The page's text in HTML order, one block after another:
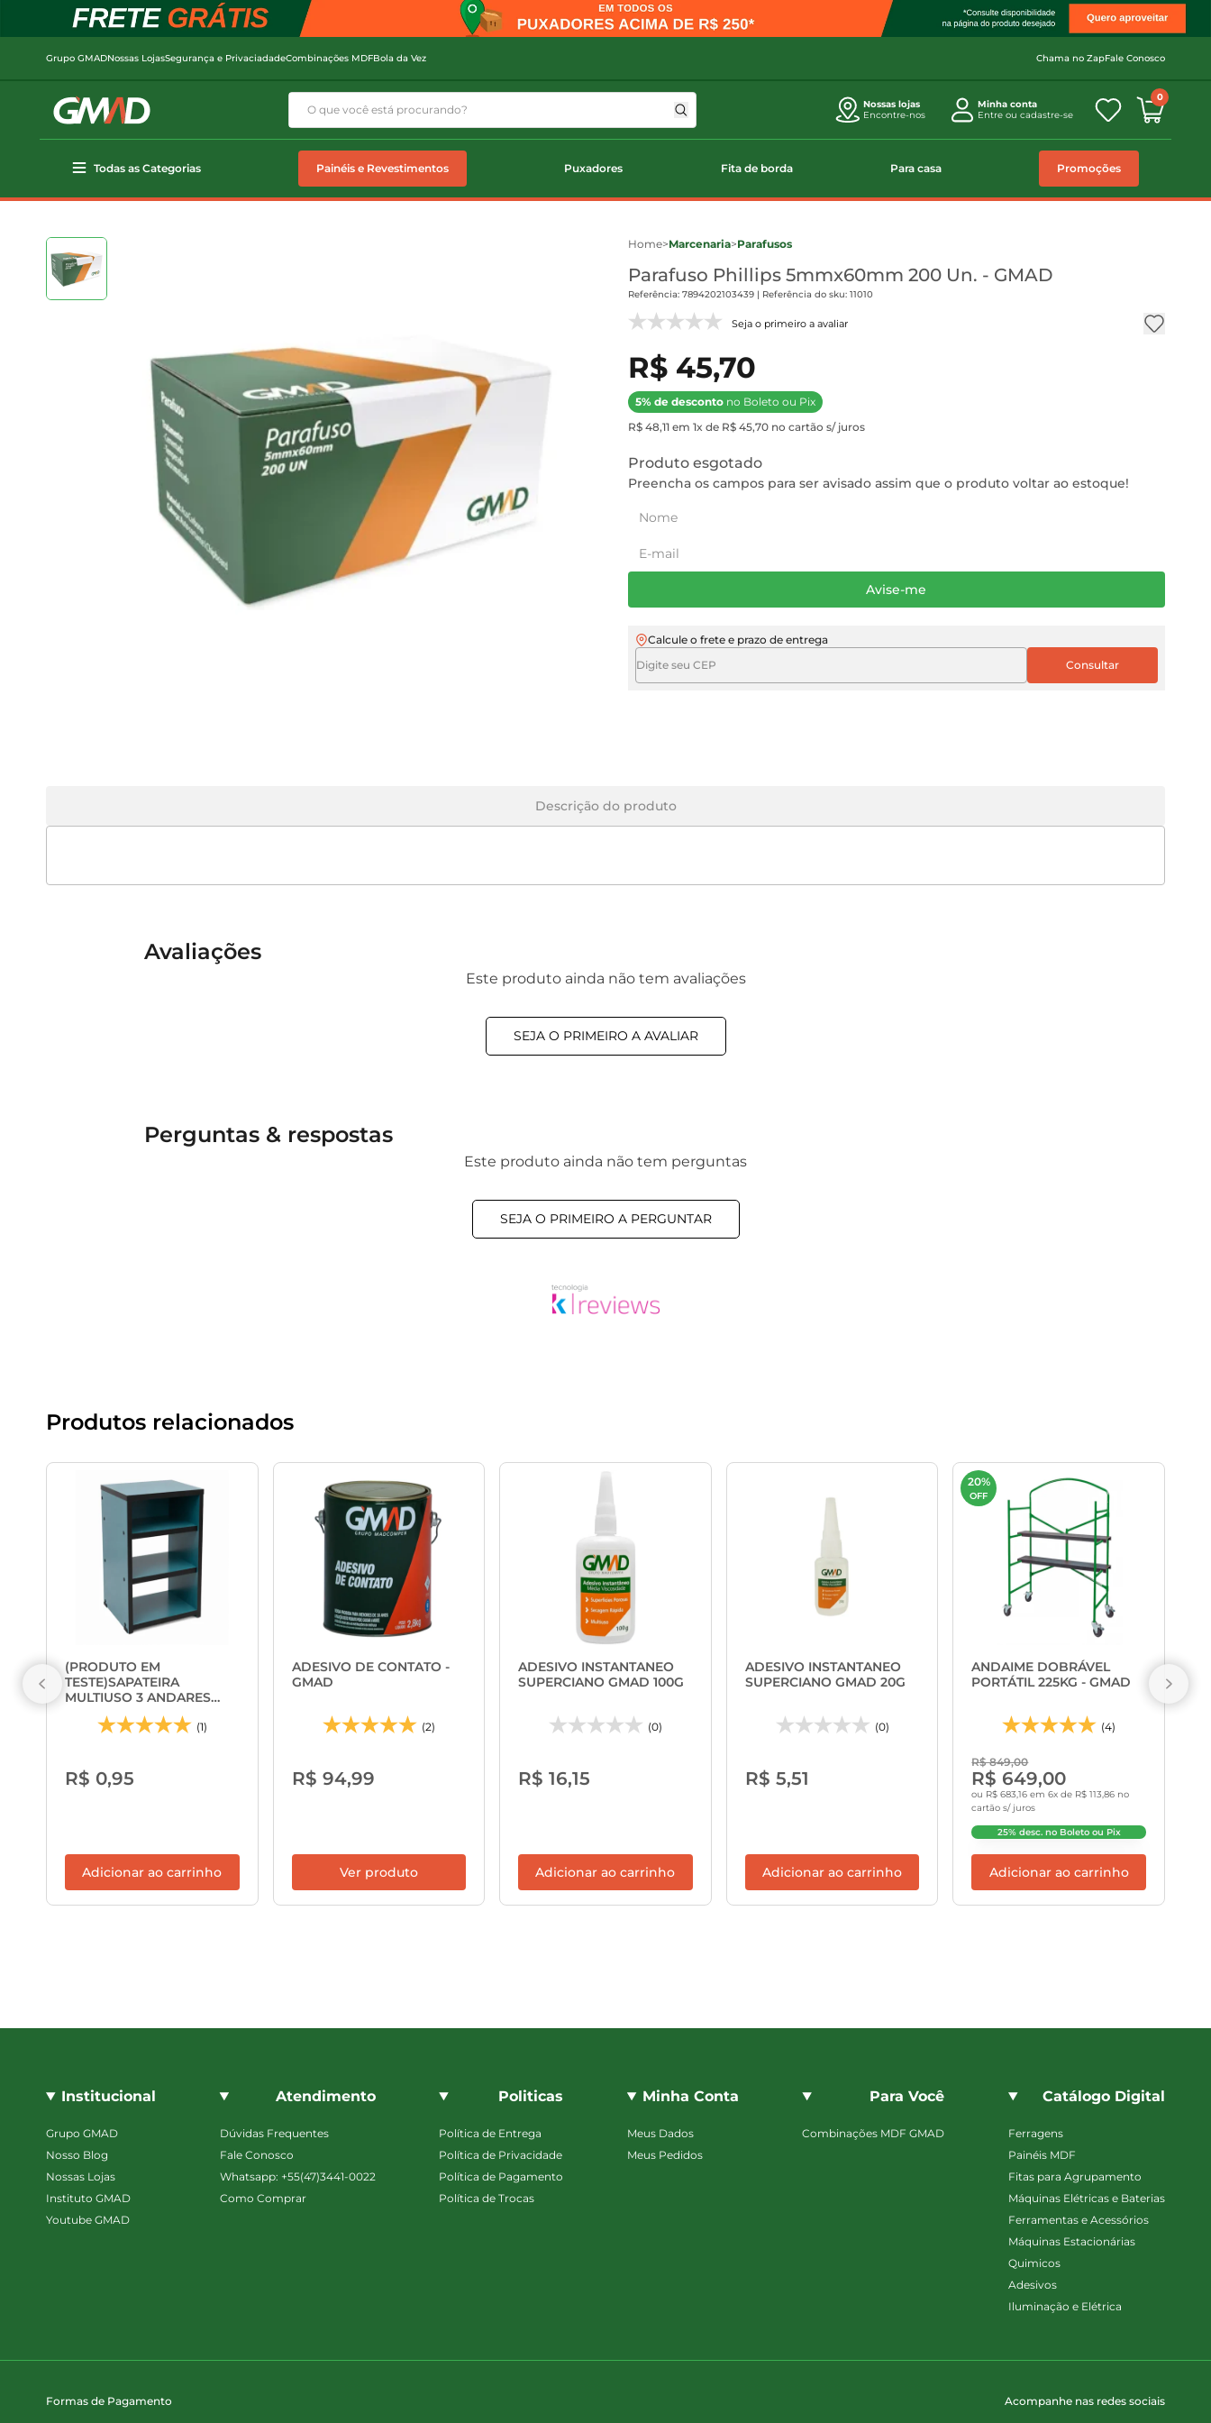
Grupo GMADNossas LojasSegurança e PrivaciadadeCombinações MDFBola da Vez Chama no ZapFale Conosco
Nossas lojas
Encontre-nos
Minha conta
Entre ou cadastre-se
0
Todas as Categorias Painéis e Revestimentos Puxadores Fita de borda Para casa Promoções
Home>Marcenaria>Parafusos
Parafuso Phillips 5mmx60mm 200 Un. - GMAD
Referência: 7894202103439 | Referência do sku: 11010
Seja o primeiro a avaliar
R$ 45,70
5% de descontono Boleto ou Pix
R$ 48,11 em 1x de R$ 45,70 no cartão s/ juros
Produto esgotado
Preencha os campos para ser avisado assim que o produto voltar ao estoque!
Avise-me
Calcule o frete e prazo de entrega
Descrição do produto
Avaliações
Este produto ainda não tem avaliações
SEJA O PRIMEIRO A AVALIAR
Perguntas & respostas
Este produto ainda não tem perguntas
SEJA O PRIMEIRO A PERGUNTAR
Produtos relacionados
(PRODUTO EM
TESTE)SAPATEIRA
MULTIUSO 3 ANDARES
MDF 18MM - GMAD
(1)
R$ 0,95
Adicionar ao carrinho
ADESIVO DE CONTATO -
GMAD
(2)
R$ 94,99
Ver produto
ADESIVO INSTANTANEO
SUPERCIANO GMAD 100G
(0)
R$ 16,15
Adicionar ao carrinho
ADESIVO INSTANTANEO
SUPERCIANO GMAD 20G
(0)
R$ 5,51
Adicionar ao carrinho
20%
OFF
ANDAIME DOBRÁVEL
PORTÁTIL 225KG - GMAD
(4)
R$ 849,00
R$ 649,00
ou R$ 683,16 em 6x de R$ 113,86 no
cartão s/ juros
25% desc. no Boleto ou Pix
Adicionar ao carrinho
Institucional
Grupo GMAD
Nosso Blog
Nossas Lojas
Instituto GMAD
Youtube GMAD
Atendimento
Dúvidas Frequentes
Fale Conosco
Whatsapp: +55(47)3441-0022
Como Comprar
Politicas
Política de Entrega
Política de Privacidade
Política de Pagamento
Política de Trocas
Minha Conta
Meus Dados
Meus Pedidos
Para Você
Combinações MDF GMAD
Catálogo Digital
Ferragens
Painéis MDF
Fitas para Agrupamento
Máquinas Elétricas e Baterias
Ferramentas e Acessórios
Máquinas Estacionárias
Quimicos
Adesivos
Iluminação e Elétrica
Formas de Pagamento Acompanhe nas redes sociais